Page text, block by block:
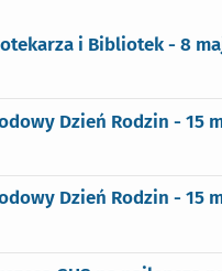
i Bibliotek - 8
Dzień Rodzin - 15
Dzień Rodzin - 15